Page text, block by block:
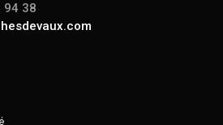
94 38